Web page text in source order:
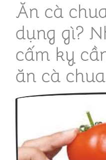
Ăn cà
dụng gì?
cấm kỵ
ăn cà chua